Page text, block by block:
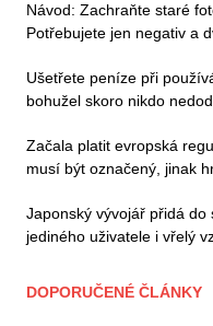
Návod: Zachraňte staré
Potřebujete jen negativ a
Ušetřete peníze při
bohužel skoro nikdo
Začala platit evropská
musí být označený, jinak
Japonský vývojář přidá do
jediného uživatele i vřelý
DOPORUČENÉ ČLÁNKY